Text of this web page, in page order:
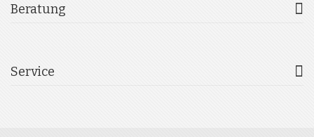
Beratung
Service